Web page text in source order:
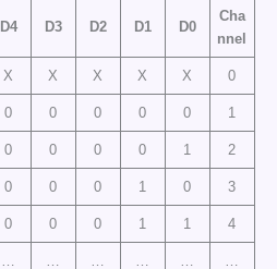
D4 D3 D2 D1 D0
Cha
nnel
X X X X X 0
0 0 0 0 0 1
0 0 0 0 1 2
0 0 0 1 0 3
0 0 0 1 1 4
… … … … … …